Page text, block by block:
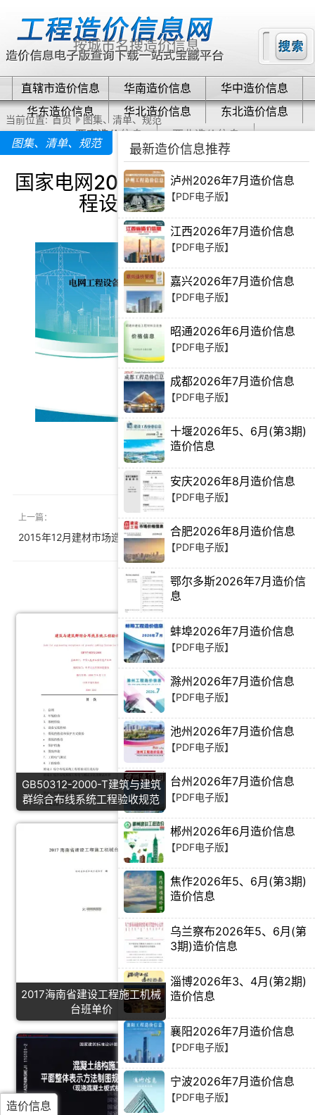
直辖市造价信息 华南造价信息
华中造价信息
华东造价信息
华北造价信息
东北造价信息
西南造价信息
西北造价信息
当前位置: 首页 图集、清单、规范
图集、清单、规范
国家电网2026年第一季度电网工
程设备材料信息价
下载
上一篇：
2015年12月建材市场造价信息
下一篇：
2026年1季度造价信息
资料推荐
GB50312-2000-T建筑与建筑
群综合布线系统工程验收规范
2017海南省建设工程施工机械
台班单价
最新造价信息推荐
泸州2026年7月造价信息
【PDF电子版】
江西2026年7月造价信息
【PDF电子版】
嘉兴2026年7月造价信息
【PDF电子版】
昭通2026年6月造价信息
【PDF电子版】
成都2026年7月造价信息
【PDF电子版】
十堰2026年5、6月(第3期)
造价信息
安庆2026年8月造价信息
【PDF电子版】
合肥2026年8月造价信息
【PDF电子版】
鄂尔多斯2026年7月造价信
息
蚌埠2026年7月造价信息
【PDF电子版】
滁州2026年7月造价信息
【PDF电子版】
池州2026年7月造价信息
【PDF电子版】
台州2026年7月造价信息
【PDF电子版】
郴州2026年6月造价信息
【PDF电子版】
焦作2026年5、6月(第3期)
造价信息
乌兰察布2026年5、6月(第
3期)造价信息
淄博2026年3、4月(第2期)
造价信息
襄阳2026年7月造价信息
【PDF电子版】
宁波2026年7月造价信息
【PDF电子版】
造价信息